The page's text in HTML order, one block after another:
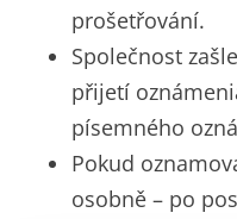
prošetřování.
Společnost
přijetí
písemného
Pokud
osobně – po